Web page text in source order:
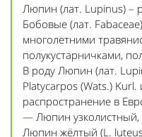
Люпин (лат. Lupinus) –
Бобовые (лат.
многолетними
полукустарничками,
В роду Люпин (лат.
Platycarpos (Wats.)
распространение в
— Люпин узколистный,
Люпин жёлтый (L.